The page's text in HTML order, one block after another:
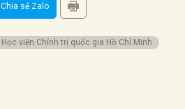
Chia sẻ Zalo
Học viện Chính trị quốc gia Hồ Chí Minh